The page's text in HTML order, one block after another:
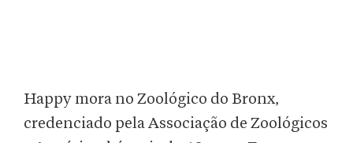
Happy mora no Zoológico do Bronx,
credenciado pela Associação de Zoológicos